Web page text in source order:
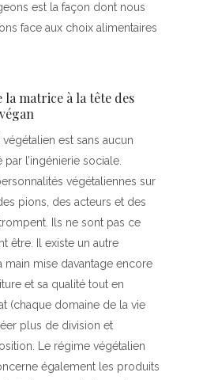
est la façon dont nous
face aux choix alimentaires
la matrice à la tête des
végétalien est sans aucun
l’ingénierie sociale.
végétaliennes sur
pions, des acteurs et des
Ils ne sont pas ce
être. Il existe un autre
main mise davantage encore
et sa qualité tout en
(chaque domaine de la vie
plus de division et
Le régime végétalien
également les produits